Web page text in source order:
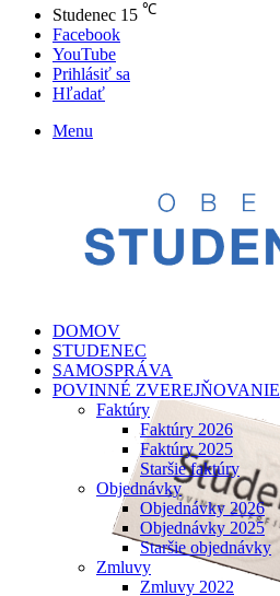
Studenec 15 ℃
Facebook
YouTube
Prihlásiť sa
Hľadať
Menu
DOMOV
STUDENEC
SAMOSPRÁVA
POVINNÉ ZVEREJŇOVANIE
Faktúry
Faktúry 2026
Faktúry 2025
Staršie faktúry
Objednávky
Objednávky 2026
Objednávky 2025
Staršie objednávky
Zmluvy
Zmluvy 2022